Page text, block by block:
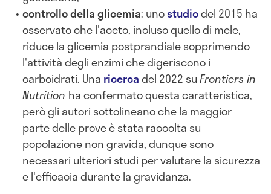
controllo della glicemia: unostudiodel 2015 ha
osservato che l'aceto, incluso quello di mele,
riduce la glicemia postprandiale sopprimendo
l'attività degli enzimi che digeriscono i
carboidrati. Una ricercadel 2022 suFrontiers in
Nutrition ha confermato questa caratteristica,
però gli autori sottolineano che la maggior
parte delle prove è stata raccolta su
popolazione non gravida, dunque sono
necessari ulteriori studi per valutare la sicurezza
e l'efficacia durante la gravidanza.